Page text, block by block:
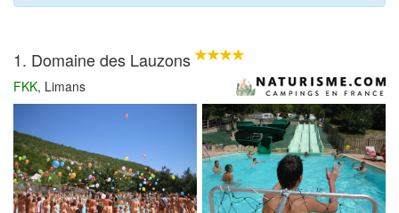
1. Domaine des Lauzons
FKK, Limans